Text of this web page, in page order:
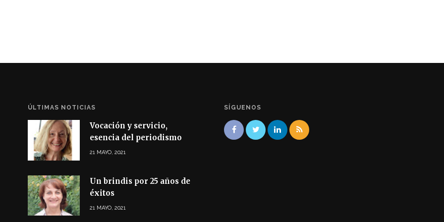
ÚLTIMAS NOTICIAS
Vocación y servicio,
esencia del periodismo
21 MAYO, 2021
Un brindis por 25 años de
éxitos
21 MAYO, 2021
SÍGUENOS